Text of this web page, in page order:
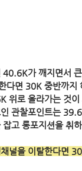
가 깨지면서
다면 30K 중반까지
위로 올라가는 것이
관찰포인트는
고 롱포지션을 취
널을 이탈한다면